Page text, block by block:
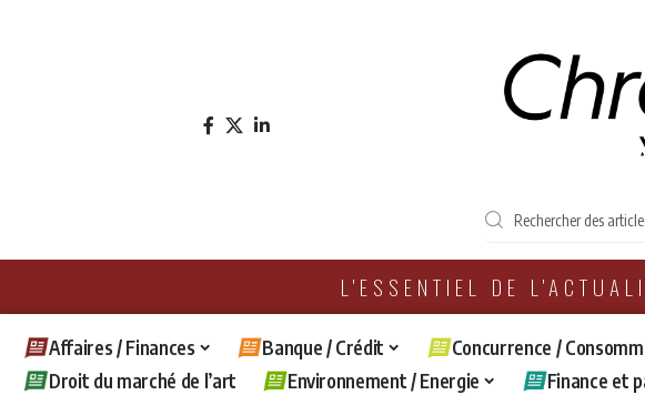
L'ESSENTIEL DE
Affaires / Finances Banque / Crédit Concurrence /
Droit du marché de l’art
Environnement / Energie Finance et